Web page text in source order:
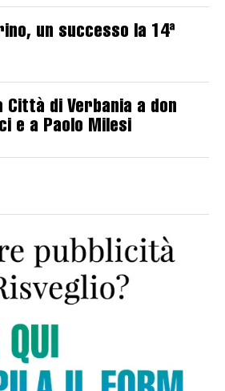
un successo la 14ª
Città di Verbania a don
e a Paolo Milesi